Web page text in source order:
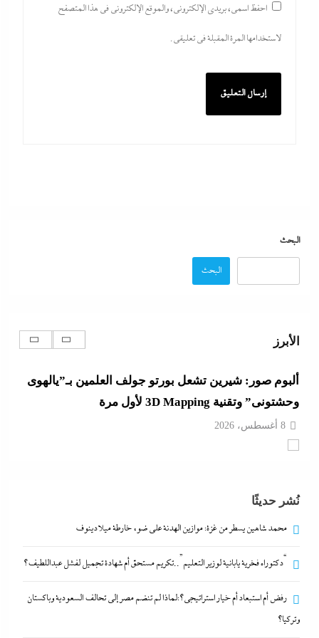
احفظ اسمي، بريدي الإلكتروني، والموقع الإلكتروني في هذا المتصفح
لاستخدامها المرة المقبلة في تعليقي.
البحث
البحث
الأبرز
محمد شاهين يسطر من غزة: موازين الهدنة على ضوء
خارطة ميلادينوف
8 أغسطس، 2026
نُشر حديثًا
محمد شاهين يسطر من غزة: موازين الهدنة على ضوء خارطة ميلادينوف
“دكتوراه فخرية يابانية لوزير التعليم”..تكريم مستحق أم شهادة تجميل لفشل عبداللطيف؟
رفض أم استبعاد أم خيار استراتيجي؟:لماذا لم تنضم مصر إلى تحالف السعودية وباكستان
وتركيا؟